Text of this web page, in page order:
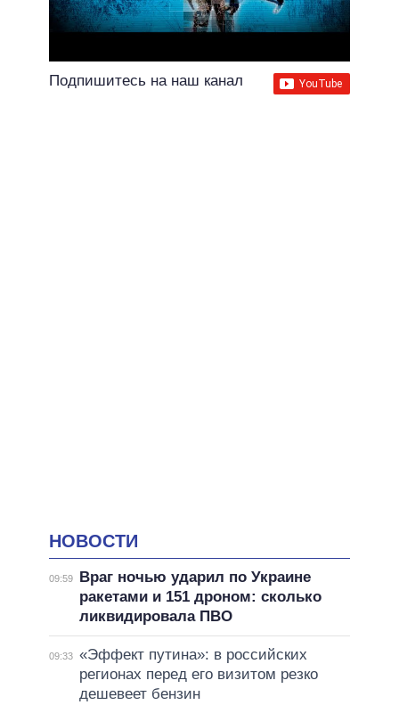
Подпишитесь на наш канал
НОВОСТИ
09:59
Враг ночью ударил по Украине
ракетами и 151 дроном: сколько
ликвидировала ПВО
09:33 «Эффект путина»: в российских
регионах перед его визитом резко
дешевеет бензин